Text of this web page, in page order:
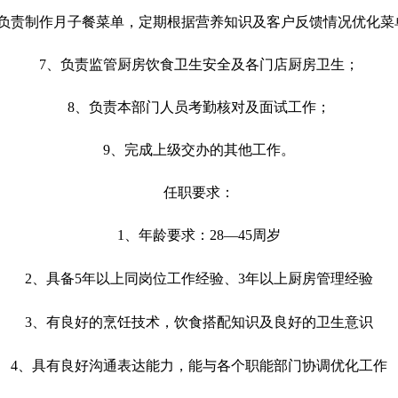
责制作月子餐菜单，定期根据营养知识及客户反馈情况优化菜
7、负责监管厨房饮食卫生安全及各门店厨房卫生；
8、负责本部门人员考勤核对及面试工作；
9、完成上级交办的其他工作。
任职要求：
1、 年龄要求： 28—45周岁
2、 具备5年以上同岗位工作经验 3年以上厨房管理经验
3、 有良好的烹饪技术，饮食搭配知识及良好的卫生意识
4、具有良好沟通表达能力，能与各个职能部门协调优化工作